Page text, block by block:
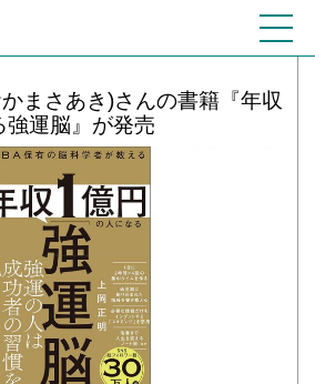
かまさあき)さんの書籍『年収
強運脳』が発売